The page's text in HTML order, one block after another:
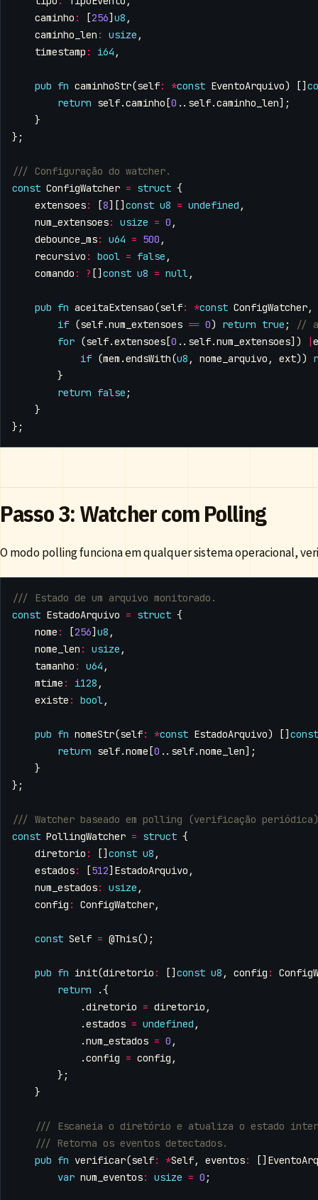
caminho : [256] u8 ,
caminho_len : usize ,
timestamp : i64 ,
pub fn caminhoStr(self: *const EventoArquivo) []
return self.caminho [0 .. self.caminho_len];
}
};
const ConfigWatcher = struct {
extensoes: [8][] const u8 = undefined ,
num_extensoes: usize = 0 ,
debounce_ms: u64 = 500 ,
recursivo : bool = false ,
comando : ? [] const u8 = null,
pub fn aceitaExtensao(self: *const ConfigWatcher,
if (self.num_extensoes == 0) return true ;
for (self.extensoes [0 .. self.num_extensoes]) |
if (mem .endsWith(u8 , nome_arquivo , ext))
}
return false ;
}
};
Passo 3: Watcher com Polling
O modo polling funciona em qualquer sistema operacional,
const EstadoArquivo = struct {
nome : [256] u8 ,
nome_len : usize ,
tamanho : u64 ,
mtime : i128 ,
existe : bool,
pub fn nomeStr(self: *const EstadoArquivo) [] const
return self.nome [0 .. self.nome_len];
}
};
const PollingWatcher = struct {
diretorio : [] const u8 ,
estados: [512] EstadoArquivo ,
num_estados: usize ,
config : ConfigWatcher,
const Self = @This();
pub fn init(diretorio : [] const u8 , config :
return
.{
.diretorio = diretorio ,
.estados = undefined ,
.num_estados = 0 ,
.config = config ,
};
}
pub fn verificar(self: *Self, eventos: []
var num_eventos: usize = 0 ;